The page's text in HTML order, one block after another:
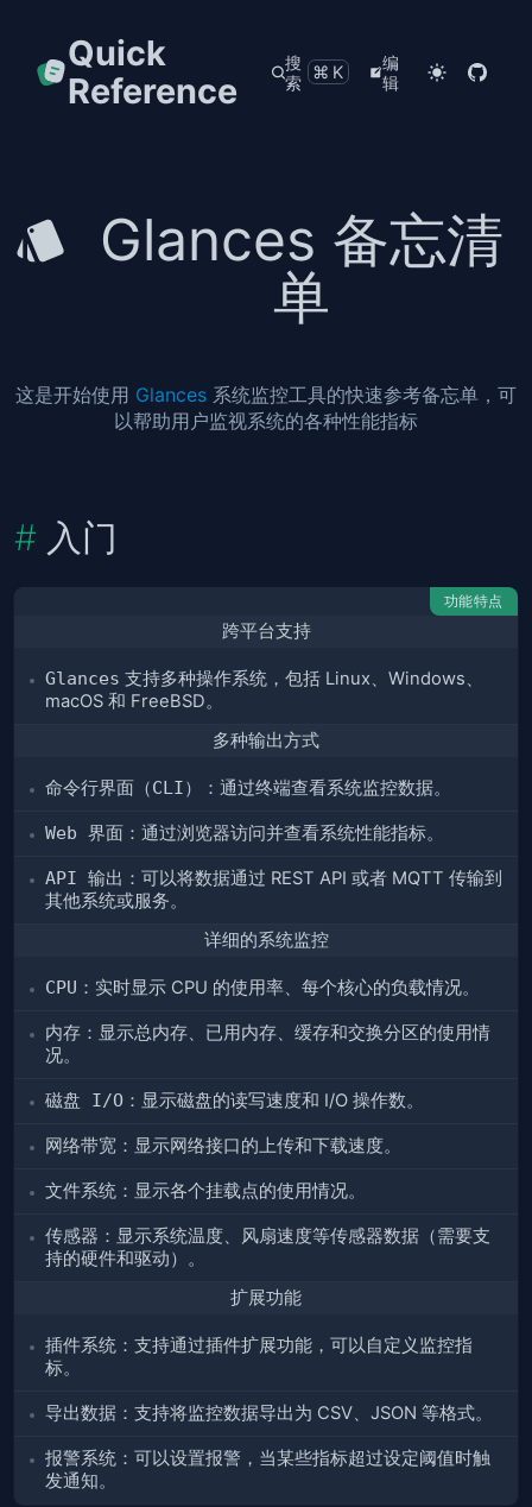
Quick
Reference
搜
索
⌘K
编
辑
Glances 备忘清
单
这是开始使用 Glances 系统监控工具的快速参考备忘单，可
以帮助用户监视系统的各种性能指标
入门
功能特点
跨平台支持
Glances 支持多种操作系统，包括 Linux、Windows、
macOS 和 FreeBSD。
多种输出方式
命令行界面（CLI） ：通过终端查看系统监控数据。
Web 界面 ：通过浏览器访问并查看系统性能指标。
API 输出 ：可以将数据通过 REST API 或者 MQTT 传输到
其他系统或服务。
详细的系统监控
CPU ：实时显示 CPU 的使用率、每个核心的负载情况。
内存 ：显示总内存、已用内存、缓存和交换分区的使用情
况。
磁盘 I/O ：显示磁盘的读写速度和 I/O 操作数。
网络带宽 ：显示网络接口的上传和下载速度。
文件系统 ：显示各个挂载点的使用情况。
传感器 ：显示系统温度、风扇速度等传感器数据（需要支
持的硬件和驱动）。
扩展功能
插件系统 ：支持通过插件扩展功能，可以自定义监控指
标。
导出数据 ：支持将监控数据导出为 CSV、JSON 等格式。
报警系统 ：可以设置报警，当某些指标超过设定阈值时触
发通知。